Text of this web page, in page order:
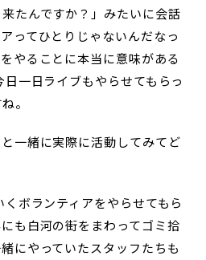
たんですか？」みたいに会話
ってひとりじゃないんだなっ
やることに本当に意味がある
一日ライブもやらせてもらっ
。
一緒に実際に活動してみてど
ボランティアをやらせてもら
も白河の街をまわってゴミ拾
にやっていたスタッフたちも